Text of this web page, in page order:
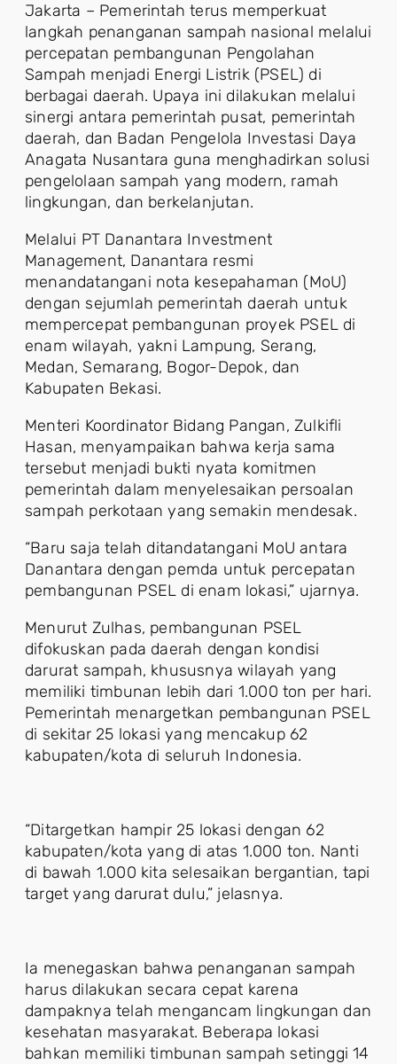
Jakarta – Pemerintah terus memperkuat
langkah penanganan sampah nasional melalui
percepatan pembangunan Pengolahan
Sampah menjadi Energi Listrik (PSEL) di
berbagai daerah. Upaya ini dilakukan melalui
sinergi antara pemerintah pusat, pemerintah
daerah, dan Badan Pengelola Investasi Daya
Anagata Nusantara guna menghadirkan solusi
pengelolaan sampah yang modern, ramah
lingkungan, dan berkelanjutan.
Melalui PT Danantara Investment
Management, Danantara resmi
menandatangani nota kesepahaman (MoU)
dengan sejumlah pemerintah daerah untuk
mempercepat pembangunan proyek PSEL di
enam wilayah, yakni Lampung, Serang,
Medan, Semarang, Bogor-Depok, dan
Kabupaten Bekasi.
Menteri Koordinator Bidang Pangan, Zulkifli
Hasan, menyampaikan bahwa kerja sama
tersebut menjadi bukti nyata komitmen
pemerintah dalam menyelesaikan persoalan
sampah perkotaan yang semakin mendesak.
“Baru saja telah ditandatangani MoU antara
Danantara dengan pemda untuk percepatan
pembangunan PSEL di enam lokasi,” ujarnya.
Menurut Zulhas, pembangunan PSEL
difokuskan pada daerah dengan kondisi
darurat sampah, khususnya wilayah yang
memiliki timbunan lebih dari 1.000 ton per hari.
Pemerintah menargetkan pembangunan PSEL
di sekitar 25 lokasi yang mencakup 62
kabupaten/kota di seluruh Indonesia.
“Ditargetkan hampir 25 lokasi dengan 62
kabupaten/kota yang di atas 1.000 ton. Nanti
di bawah 1.000 kita selesaikan bergantian, tapi
target yang darurat dulu,” jelasnya.
Ia menegaskan bahwa penanganan sampah
harus dilakukan secara cepat karena
dampaknya telah mengancam lingkungan dan
kesehatan masyarakat. Beberapa lokasi
bahkan memiliki timbunan sampah setinggi 14